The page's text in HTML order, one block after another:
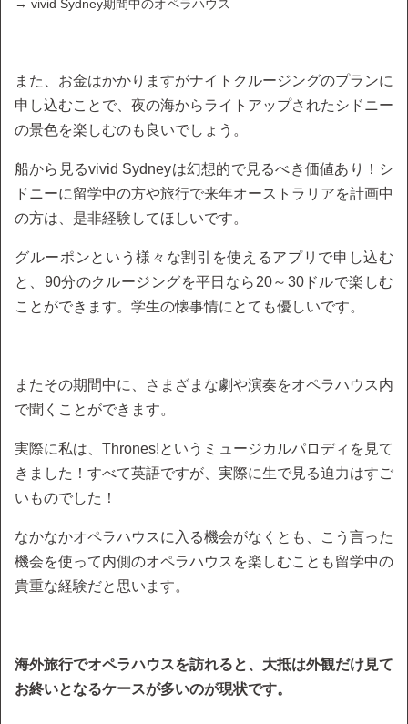
→ vivid Sydney期間中のオペラハウス
また、お金はかかりますがナイトクルージングのプランに
申し込むことで、夜の海からライトアップされたシドニー
の景色を楽しむのも良いでしょう。
船から見るvivid Sydneyは幻想的で見るべき価値あり！シ
ドニーに留学中の方や旅行で来年オーストラリアを計画中
の方は、是非経験してほしいです。
グルーポンという様々な割引を使えるアプリで申し込む
と、90分のクルージングを平日なら20～30ドルで楽しむ
ことができます。学生の懐事情にとても優しいです。
またその期間中に、さまざまな劇や演奏をオペラハウス内
で聞くことができます。
実際に私は、Thrones!というミュージカルパロディを見て
きました！すべて英語ですが、実際に生で見る迫力はすご
いものでした！
なかなかオペラハウスに入る機会がなくとも、こう言った
機会を使って内側のオペラハウスを楽しむことも留学中の
貴重な経験だと思います。
海外旅行でオペラハウスを訪れると、大抵は外観だけ見て
お終いとなるケースが多いのが現状です。